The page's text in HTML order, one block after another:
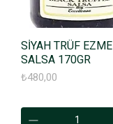
SİYAH TRÜF EZME
SALSA 170GR
Fiyat
₺480,00